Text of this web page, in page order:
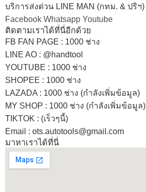
บริการส่งด่วน LINE MAN (กทม. & ปริฯ)
Facebook Whatsapp Youtube
ติดตามเราได้ที่นี่อีกด้วย
FB FAN PAGE : 1000 ช่าง
LINE AO : @handtool
YOUTUBE : 1000 ช่าง
SHOPEE : 1000 ช่าง
LAZADA : 1000 ช่าง (กำลังเพิ่มข้อมูล)
MY SHOP : 1000 ช่าง (กำลังเพิ่มข้อมูล)
TIKTOK : (เร็วๆนี้)
Email : ots.autotools@gmail.com
มาหาเราได้ที่นี่